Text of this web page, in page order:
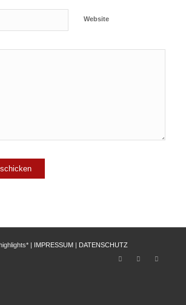
Website
| IMPRESSUM DATENSCHUTZ